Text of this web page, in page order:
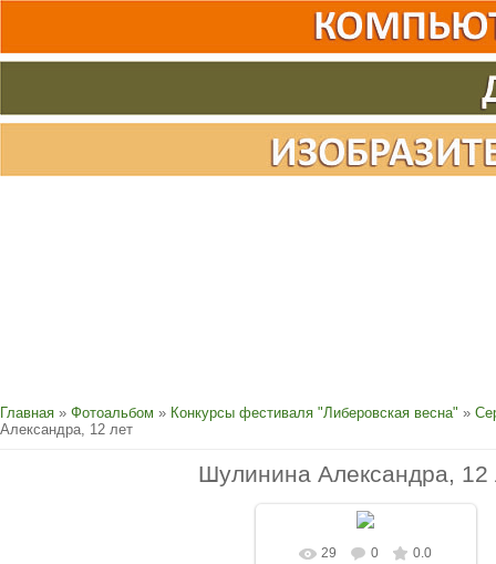
Главная » Фотоальбом » Конкурсы фестиваля "Либеровская весна" »
Александра, 12 лет
Шулинина Александра, 12
29 0 0.0